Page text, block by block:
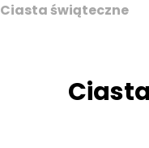
Ciasta świąteczne